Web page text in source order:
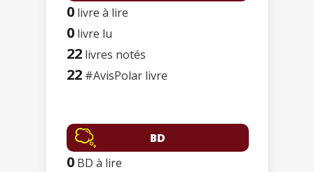
0 livre à lire
0 livre lu
22 livres notés
22 #AvisPolar livre
BD
0 BD à lire